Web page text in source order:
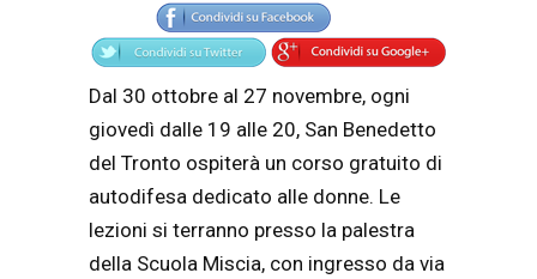
Dal 30 ottobre al 27 novembre, ogni
giovedì dalle 19 alle 20, San Benedetto
del Tronto ospiterà un corso gratuito di
autodifesa dedicato alle donne. Le
lezioni si terranno presso la palestra
della Scuola Miscia, con ingresso da via